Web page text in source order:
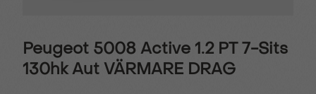
Peugeot 5008 Active 1.2 PT 7-Sits
130hk Aut VÄRMARE DRAG